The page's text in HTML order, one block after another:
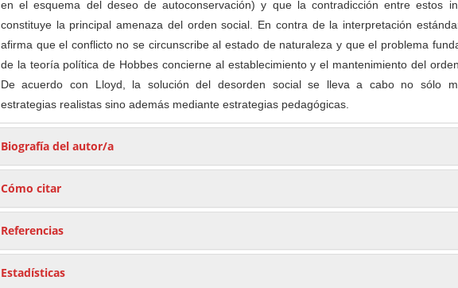
en el esquema del deseo de autoconservación) y que la contradicción entre estos
constituye la principal amenaza del orden social. En contra de la interpretación
afirma que el conflicto no se circunscribe al estado de naturaleza y que el problema
de la teoría política de Hobbes concierne al establecimiento y el mantenimiento del
De acuerdo con Lloyd, la solución del desorden social se lleva a cabo no sólo
estrategias realistas sino además mediante estrategias pedagógicas.
Biografía del autor/a
Cómo citar
Referencias
Estadísticas